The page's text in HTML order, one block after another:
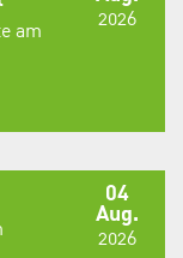
2026
am
04
Aug.
2026